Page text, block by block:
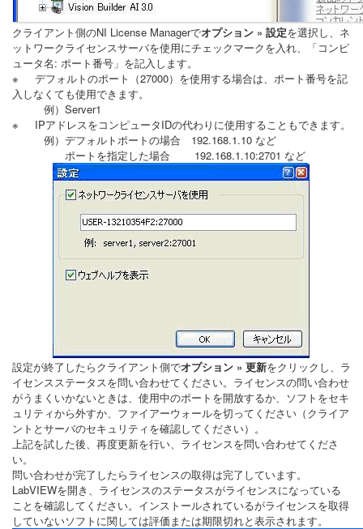
クライアント側のNI License Managerでオプション » 設定を選択し、ネ
ットワークライセンスサーバを使用にチェックマークを入れ、「コンピ
ュータ名: ポート番号」を記入します。
※ デフォルトのポート（27000）を使用する場合は、ポート番号を記
入しなくても使用できます。
例）Server1
※ IPアドレスをコンピュータIDの代わりに使用することもできます。
例）デフォルトポートの場合 192.168.1.10 など
ポートを指定した場合 192.168.1.10:2701 など
設定が終了したらクライアント側でオプション » 更新をクリックし、ラ
イセンスステータスを問い合わせてください。ライセンスの問い合わせ
がうまくいかないときは、使用中のポートを開放するか、ソフトをセキ
ュリティから外すか、ファイアーウォールを切ってください（クライア
ントとサーバのセキュリティを確認してください）。
上記を試した後、再度更新を行い、ライセンスを問い合わせてくださ
い。
問い合わせが完了したらライセンスの取得は完了しています。
LabVIEWを開き、ライセンスのステータスがライセンスになっている
ことを確認してください。インストールされているがライセンスを取得
していないソフトに関しては評価または期限切れと表示されます。